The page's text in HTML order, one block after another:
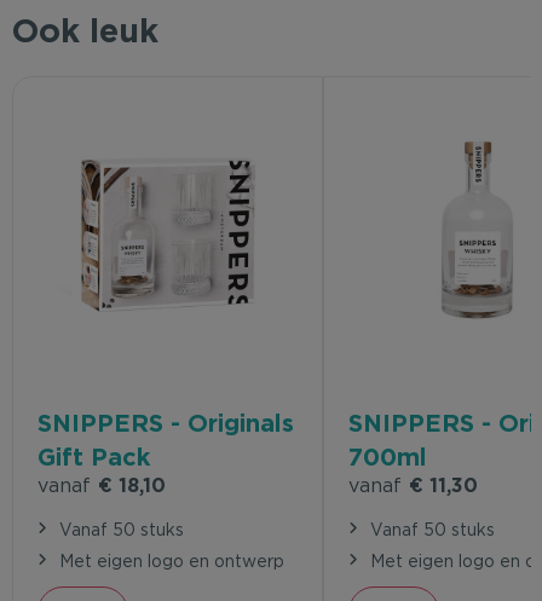
Ook leuk
SNIPPERS - Originals
Gift Pack
vanaf € 18,10
Vanaf 50 stuks
Met eigen logo en ontwerp
SNIPPERS -
700ml
vanaf € 11,30
Vanaf 50 stuks
Met eigen logo en